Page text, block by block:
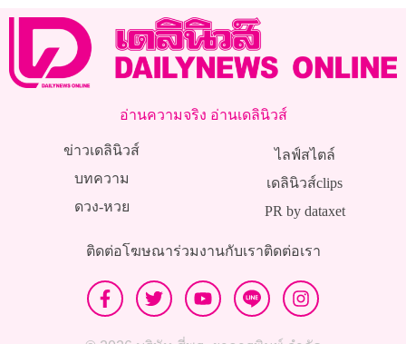
อ่านความจริง อ่านเดลินิวส์
ข่าวเดลินิวส์
บทความ
ดวง-หวย
ไลฟ์สไตล์
เดลินิวส์clips
PR by dataxet
ติดต่อโฆษณาร่วมงานกับเราติดต่อเรา